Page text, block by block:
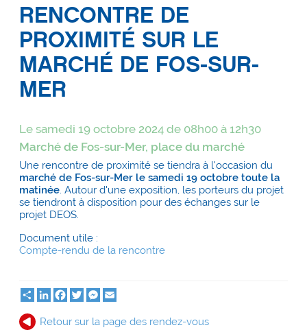
RENCONTRE DE
PROXIMITÉ SUR LE
MARCHÉ DE FOS-SUR-
MER
Le samedi 19 octobre 2024 de 08h00 à 12h30
Marché de Fos-sur-Mer, place du marché
Une rencontre de proximité se tiendra à l'occasion du
marché de Fos-sur-Mer le samedi 19 octobre toute la
matinée . Autour d'une exposition, les porteurs du projet
se tiendront à disposition pour des échanges sur le
projet DEOS.
Document utile :
Compte-rendu de la rencontre
Partager
LinkedInFacebook
TwitterMessenger
Retour sur la page des rendez-vous